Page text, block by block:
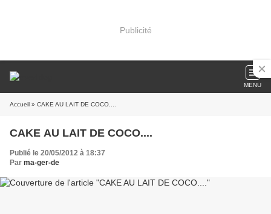
Publicité
MENU
Accueil » CAKE AU LAIT DE COCO....
CAKE AU LAIT DE COCO....
Publié le 20/05/2012 à 18:37
Par ma-ger-de